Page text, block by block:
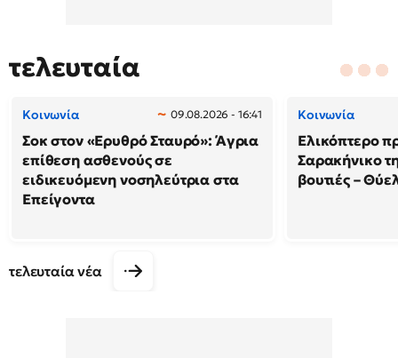
τελευταία
Κοινωνία 09.08.2026 - 16:41
Σοκ στον «Ερυθρό Σταυρό»: Άγρια
επίθεση ασθενούς σε
ειδικευόμενη νοσηλεύτρια στα
Επείγοντα
Κοινωνία
Ελικόπτερο
Σαρακήνικο
βουτιές –
τελευταία νέα